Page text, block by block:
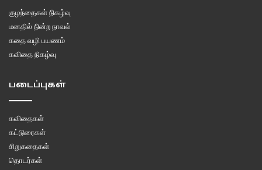
குழந்தைகள் நிகழ்வு
மனதில் நின்ற நாவல்
கதை வழி பயணம்
கவிதை நிகழ்வு
படைப்புகள்
கவிதைகள்
கட்டுரைகள்
சிறுகதைகள்
தொடர்கள்